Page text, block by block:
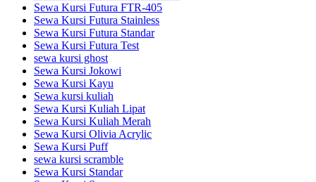
Sewa Kursi Futura FTR-405
Sewa Kursi Futura Stainless
Sewa Kursi Futura Standar
Sewa Kursi Futura Test
sewa kursi ghost
Sewa Kursi Jokowi
Sewa Kursi Kayu
Sewa kursi kuliah
Sewa Kursi Kuliah Lipat
Sewa Kursi Kuliah Merah
Sewa Kursi Olivia Acrylic
Sewa Kursi Puff
sewa kursi scramble
Sewa Kursi Standar